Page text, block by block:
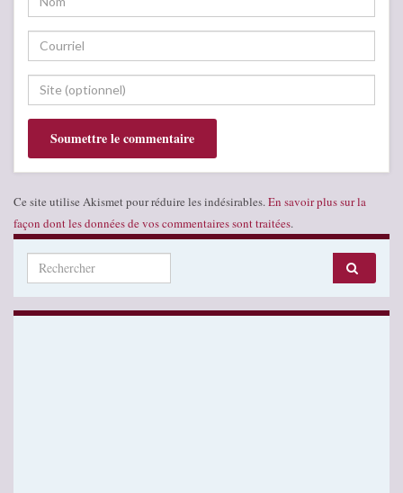
Ce site utilise Akismet pour réduire les indésirables. En savoir plus sur la
façon dont les données de vos commentaires sont traitées.
Search for: